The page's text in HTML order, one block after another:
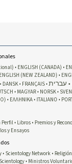
ENGLISH (CANADA)
ENGLISH (NEW ZEALAND)
DANSK FRANÇAIS עברית
MAGYAR NORSK
ΕΛΛΗΝΙΚA ITALIANO
Perfil Libros Premios y
y Ensayos
Scientology Network
Ministros